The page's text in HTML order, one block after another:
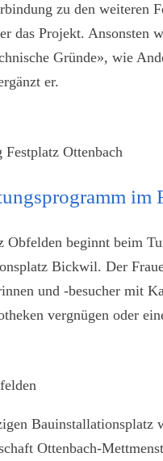
zu den weiteren
das Projekt. Ansonsten
Gründe», wie
er.
Festplatz Ottenbach
im
Obfelden beginnt beim
Bickwil. Der
und -besucher mit
vergnügen oder
Bauinstallationsplatz
Ottenbach-